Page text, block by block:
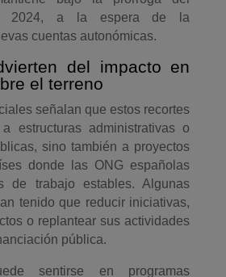
2024, a la espera de la
cuentas autonómicas.
del impacto en
el terreno
señalan que estos recortes
estructuras administrativas o
sino también a proyectos
donde las ONG españolas
de trabajo estables. Algunas
tenido que reducir iniciativas,
o replantear sus actividades
pública.
sentirse en programas